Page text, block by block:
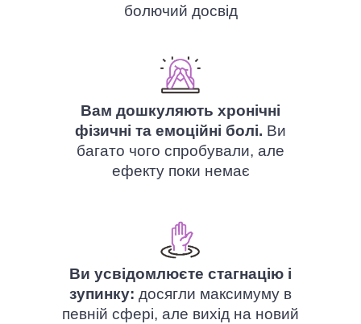
болючий досвід
Вам дошкуляють хронічні
фізичні та емоційні болі. Ви
багато чого спробували, але
ефекту поки немає
Ви усвідомлюєте стагнацію і
зупинку: досягли максимуму в
певній сфері, але вихід на новий